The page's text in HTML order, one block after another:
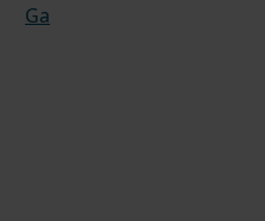
Ga